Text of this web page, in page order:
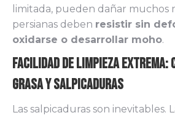
limitada, pueden dañar muchos
persianas deben resistir sin
oxidarse o desarrollar moho.
Facilidad de Limpieza Extrema:
Grasa y Salpicaduras
Las salpicaduras son inevitables.